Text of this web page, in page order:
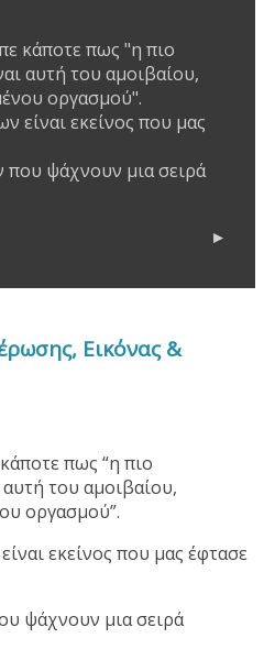
κάποτε πως "η πιο
αυτή του αμοιβαίου,
οργασμού".
είναι εκείνος που μας
ψάχνουν μια σειρά
Εικόνας &
πως “η πιο
του αμοιβαίου,
οργασμού”.
εκείνος που μας έφτασε
ψάχνουν μια σειρά